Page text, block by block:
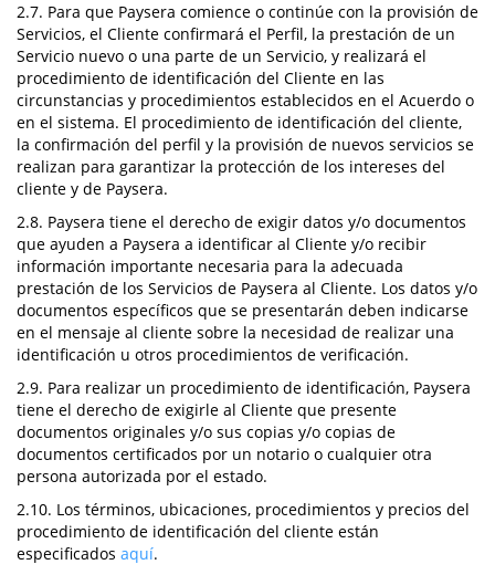
2.7. Para que Paysera comience o continúe con la provisión de
Servicios, el Cliente confirmará el Perfil, la prestación de un
Servicio nuevo o una parte de un Servicio, y realizará el
procedimiento de identificación del Cliente en las
circunstancias y procedimientos establecidos en el Acuerdo o
en el sistema. El procedimiento de identificación del cliente,
la confirmación del perfil y la provisión de nuevos servicios se
realizan para garantizar la protección de los intereses del
cliente y de Paysera.
2.8. Paysera tiene el derecho de exigir datos y/o documentos
que ayuden a Paysera a identificar al Cliente y/o recibir
información importante necesaria para la adecuada
prestación de los Servicios de Paysera al Cliente. Los datos y/o
documentos específicos que se presentarán deben indicarse
en el mensaje al cliente sobre la necesidad de realizar una
identificación u otros procedimientos de verificación.
2.9. Para realizar un procedimiento de identificación, Paysera
tiene el derecho de exigirle al Cliente que presente
documentos originales y/o sus copias y/o copias de
documentos certificados por un notario o cualquier otra
persona autorizada por el estado.
2.10. Los términos, ubicaciones, procedimientos y precios del
procedimiento de identificación del cliente están
especificados aquí.